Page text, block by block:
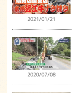
2021/01/21
2020/07/08